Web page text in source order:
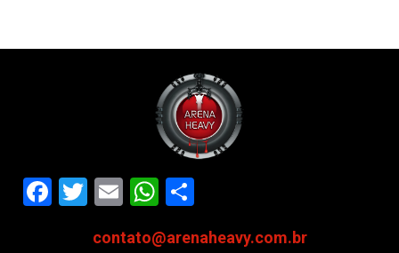
Facebook
Twitter
EmailWhatsApp
contato@arenaheavy.com.br